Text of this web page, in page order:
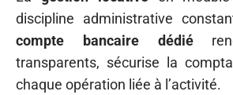
discipline administrative
compte bancaire dédié
transparents, sécurise la
chaque opération liée à l’activité.